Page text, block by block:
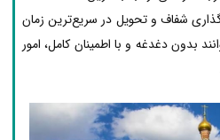
شفاف و تحویل در سریع‌ترین زمان
بدون دغدغه و با اطمینان کامل، امور